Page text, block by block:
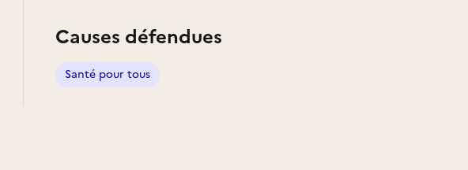
Causes défendues
Santé pour tous